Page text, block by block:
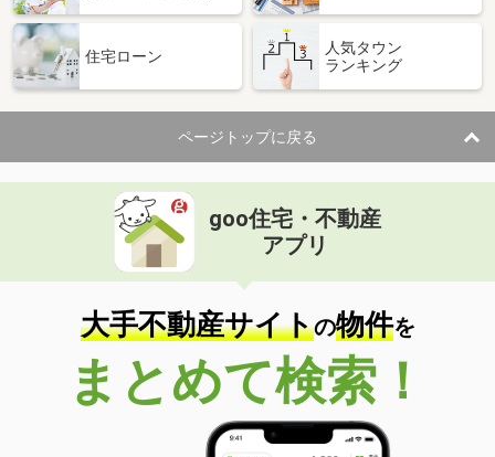
住宅ローン
人気タウン
ランキング
ページトップに戻る
goo住宅・不動産
アプリ
大手不動産サイトの物件を
まとめて検索！